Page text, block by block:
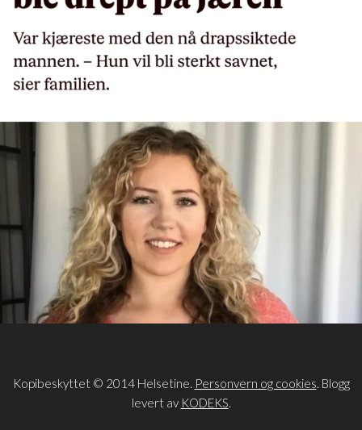
Kopibeskyttet © 2014 Helsetine. Personvern og cookies. Blogg
levert av KODEKS.